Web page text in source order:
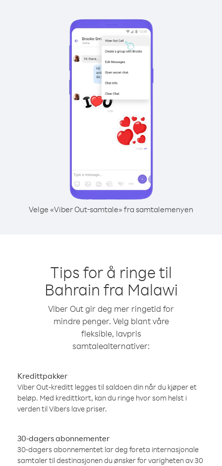
Velge «Viber Out-samtale» fra samtalemenyen
Tips for å ringe til
Bahrain fra Malawi
Viber Out gir deg mer ringetid for
mindre penger. Velg blant våre
fleksible, lavpris
samtalealternativer:
Kredittpakker
Viber Out-kreditt legges til saldoen din når du kjøper et
beløp. Med kredittkort, kan du ringe hvor som helst i
verden til Vibers lave priser.
30-dagers abonnementer
30-dagers abonnementet lar deg foreta internasjonale
samtaler til destinasjonen du ønsker for varigheten av 30